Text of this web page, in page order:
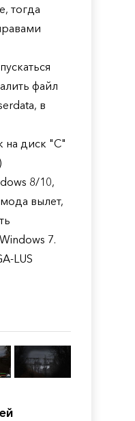
тогда
файл
в
на диск "С"
8/10,
вылет,
7.
LUS